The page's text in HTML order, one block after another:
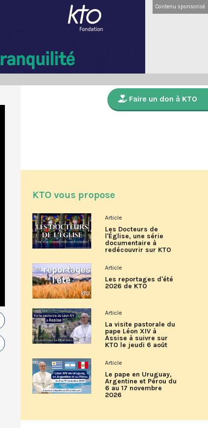
Contenu sponsorisé
Faire un don à KTO
KTO vous propose
Article
Les Docteurs de
l'Église, une série
documentaire à
redécouvrir sur KTO
Article
Les reportages d'été
2026 de KTO
Article
La visite pastorale du
pape Léon XIV à
Assise à suivre sur
KTO le jeudi 6 août
Article
Le pape en Uruguay,
Argentine et Pérou du
6 au 17 novembre
2026